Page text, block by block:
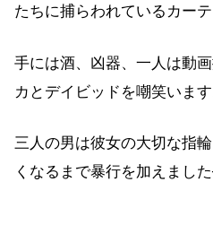
たちに捕らわれているカー
手には酒、凶器、一人は動
カとデイビッドを嘲笑います
三人の男は彼女の大切な指
くなるまで暴行を加えました